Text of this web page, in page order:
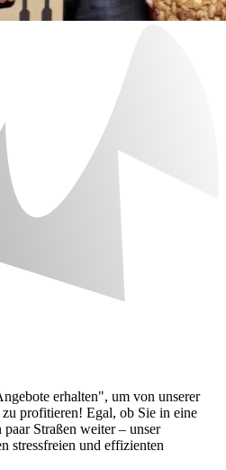
erhalten", um von unserer
profitieren! Egal, ob Sie in eine
Straßen weiter – unser
stressfreien und effizienten